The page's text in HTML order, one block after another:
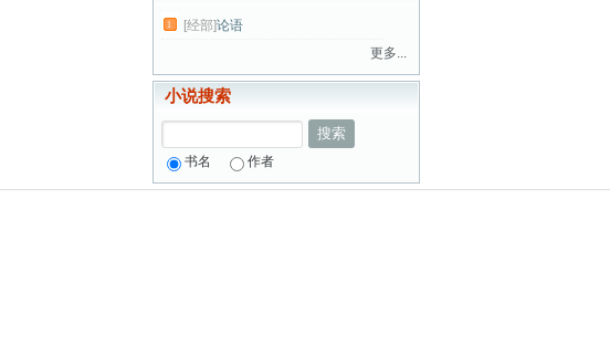
1 [经部]论语
更多...
小说搜索
搜索
书名 作者